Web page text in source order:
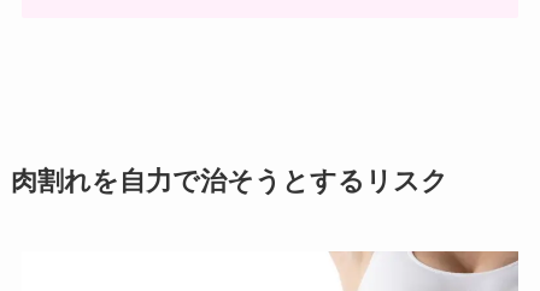
肉割れを自力で治そうとするリスク